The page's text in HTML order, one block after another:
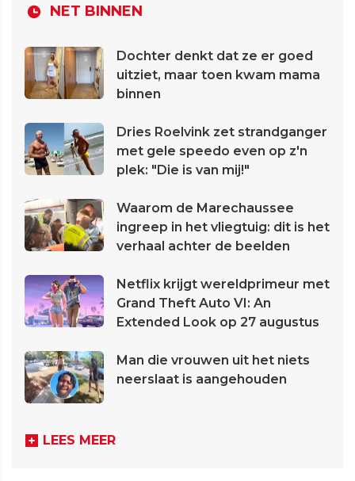
NET BINNEN
Dochter denkt dat ze er goed
uitziet, maar toen kwam mama
binnen
Dries Roelvink zet strandganger
met gele speedo even op z'n
plek: "Die is van mij!"
Waarom de Marechaussee
ingreep in het vliegtuig: dit is het
verhaal achter de beelden
Netflix krijgt wereldprimeur met
Grand Theft Auto VI: An
Extended Look op 27 augustus
Man die vrouwen uit het niets
neerslaat is aangehouden
LEES MEER